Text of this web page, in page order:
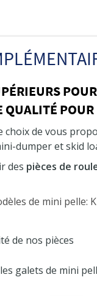
de vous
dumper et skid
des pièces de
de mini pelle:
de nos pièces
galets de mini